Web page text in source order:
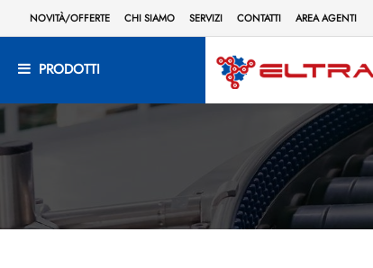
NOVITÀ/OFFERTE CHI SIAMO SERVIZI CONTATTI AREA AGENTI
PRODOTTI